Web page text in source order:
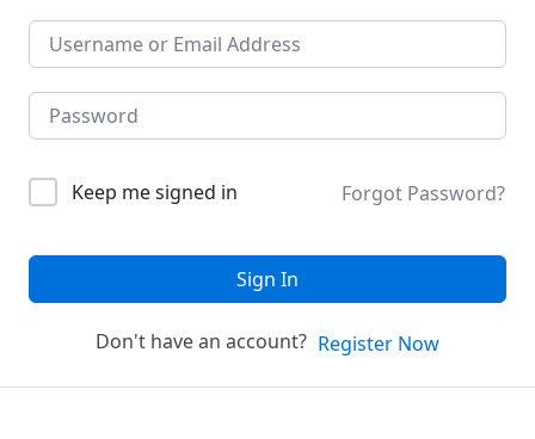
Keep me signed in Forgot Password?
Sign In
Don't have an account? Register Now